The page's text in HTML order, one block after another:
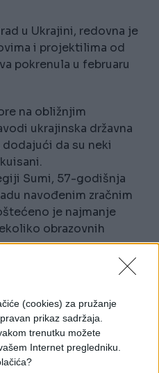
(cookies) za pružanje
prikaz sadržaja.
trenutku možete
Internet pregledniku.
u Ukrajini, redovna je
i projektilima od
pokrenula u februaru
na obližnjim
ukrajinska državna
da su neki
Sumi, 57-godišnja
navođenim zračnim
je najmanje
obrazovnih
cilja civilnu
mogao nezavisno
dok obje strane